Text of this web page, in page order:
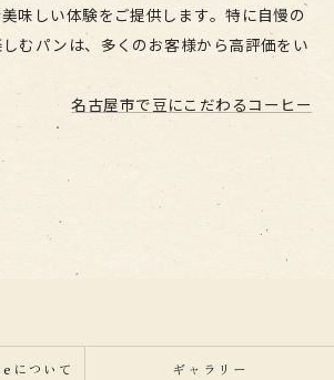
味しい体験をご提供します。特に自慢の
むパンは、多くのお客様から高評価をい
名古屋市で豆にこだわるコーヒー
ついて ギャラリー